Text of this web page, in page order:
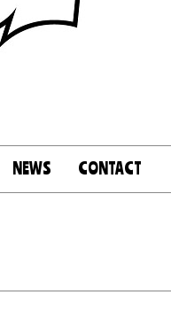
NEWS CONTACT